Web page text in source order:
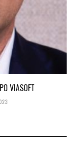
VIASOFT